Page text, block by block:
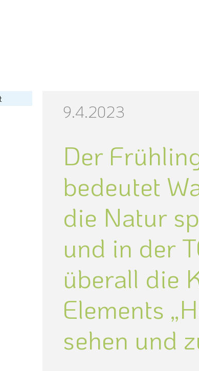
9.4.2023
Der
bedeutet
die Natur
und in der
überall die
Elements
sehen und